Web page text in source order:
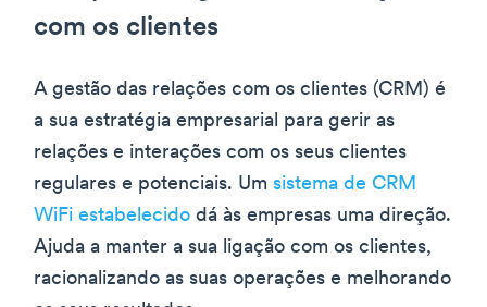
com os clientes
A gestão das relações com os clientes (CRM) é
a sua estratégia empresarial para gerir as
relações e interações com os seus clientes
regulares e potenciais. Um sistema de CRM
WiFi estabelecido dá às empresas uma direção.
Ajuda a manter a sua ligação com os clientes,
racionalizando as suas operações e melhorando